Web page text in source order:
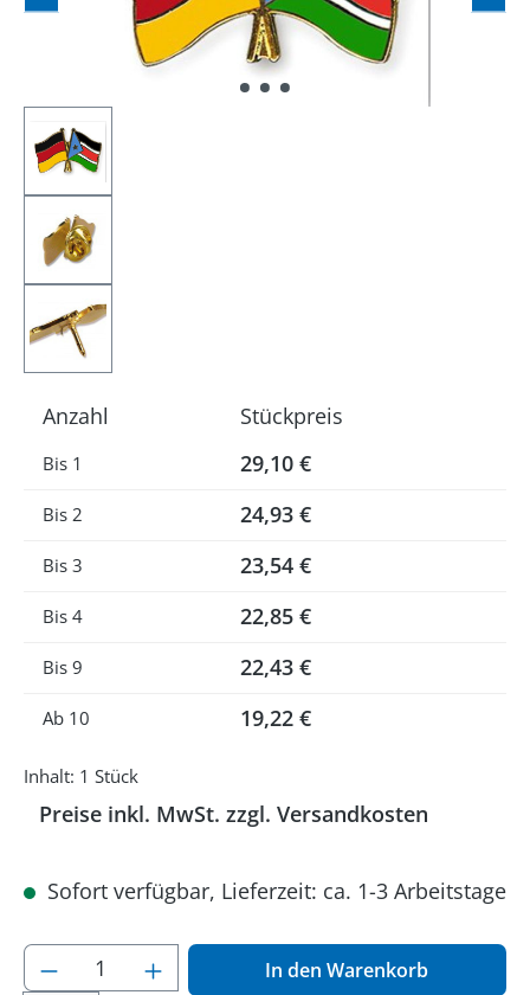
Anzahl Stückpreis
Bis 1 29,10 €
Bis2 24,93 €
Bis3 23,54 €
Bis4 22,85 €
Bis9 22,43 €
Ab 10 19,22 €
Inhalt: 1 Stück
Preise inkl. MwSt. zzgl. Versandkosten
Sofort verfügbar, Lieferzeit: ca. 1-3 Arbeitstage
Produkt Anzahl: Gib den gewünschten
In den Warenkorb